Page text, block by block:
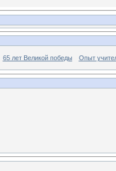
65 лет Великой победы Опыт